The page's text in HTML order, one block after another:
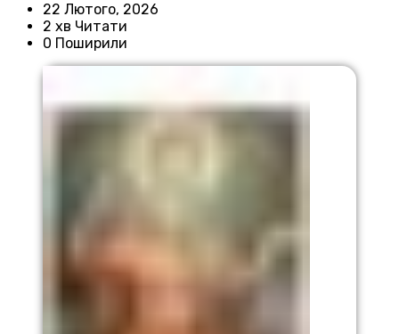
22 Лютого, 2026
2 хв Читати
0 Поширили